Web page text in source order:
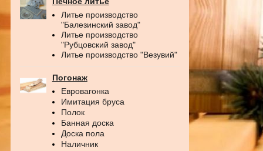
Литье производство
"Балезинский завод"
Литье производство
"Рубцовский завод"
Литье производство "Везувий"
Погонаж
Евровагонка
Имитация бруса
Полок
Банная доска
Доска пола
Наличник